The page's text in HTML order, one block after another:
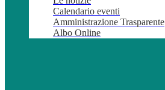
Calendario eventi
Amministrazione Trasparente
Albo Online